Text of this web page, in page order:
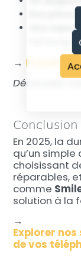
Des
Une
Samsung,
→ Prendre
Découvrez
Conclusion
En 2025, la
qu’un simple
choisissant
réparables,
comme
solution à la
→
Explorer
de vos